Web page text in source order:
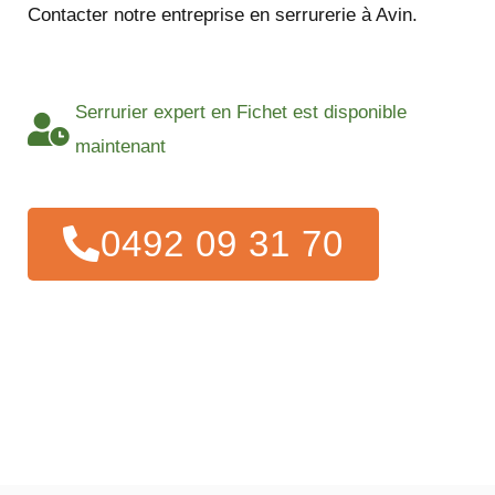
Contacter notre entreprise en serrurerie à Avin.
Serrurier expert en Fichet est disponible
maintenant
0492 09 31 70